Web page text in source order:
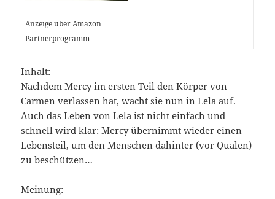
Anzeige über Amazon
Partnerprogramm
Inhalt:
Nachdem Mercy im ersten Teil den Körper von
Carmen verlassen hat, wacht sie nun in Lela auf.
Auch das Leben von Lela ist nicht einfach und
schnell wird klar: Mercy übernimmt wieder einen
Lebensteil, um den Menschen dahinter (vor Qualen)
zu beschützen…
Meinung: